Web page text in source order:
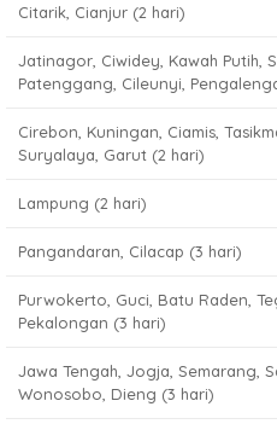
Citarik, Cianjur (2 hari)
Jatinagor, Ciwidey, Kawah Putih,
Patenggang, Cileunyi,
Cirebon, Kuningan, Ciamis,
Suryalaya, Garut (2 hari)
Lampung (2 hari)
Pangandaran, Cilacap (3 hari)
Purwokerto, Guci, Batu Raden,
Pekalongan (3 hari)
Jawa Tengah, Jogja, Semarang,
Wonosobo, Dieng (3 hari)